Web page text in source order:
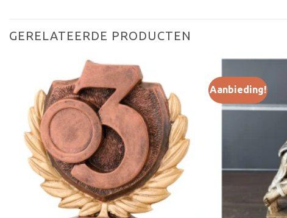
GERELATEERDE PRODUCTEN
Toevoegen
aan
verlanglijst
Aanbieding!